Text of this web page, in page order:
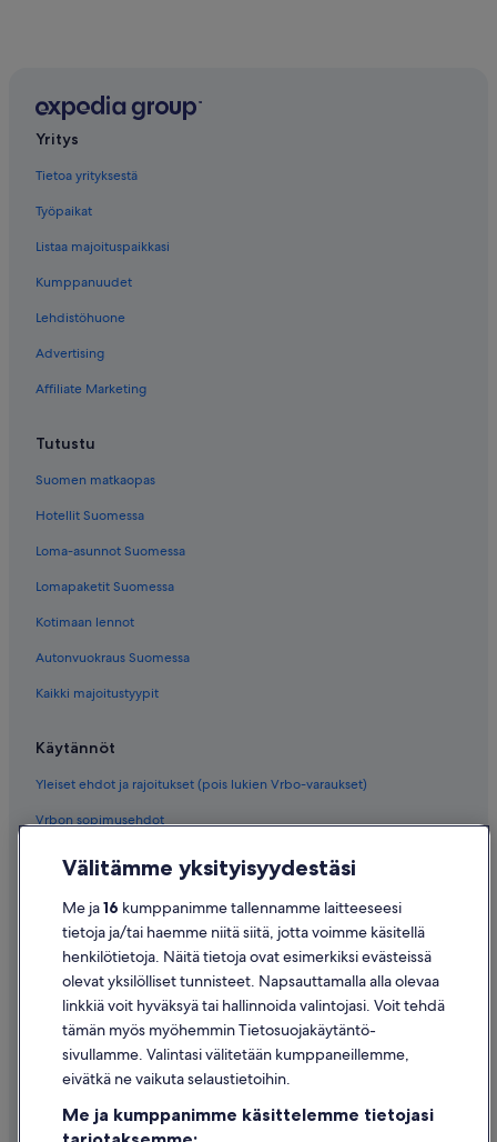
Yritys
Tietoa yrityksestä
Työpaikat
Listaa majoituspaikkasi
Kumppanuudet
Lehdistöhuone
Advertising
Affiliate Marketing
Tutustu
Suomen matkaopas
Hotellit Suomessa
Loma-asunnot Suomessa
Lomapaketit Suomessa
Kotimaan lennot
Autonvuokraus Suomessa
Kaikki majoitustyypit
Käytännöt
Yleiset ehdot ja rajoitukset (pois lukien Vrbo-varaukset)
Vrbon sopimusehdot
Evästeet
Käyttöehdot
Oikeudelliset tiedot / ota meihin yhteyttä
Sisältövaatimukset ja ilmoituksen tekeminen sisällöstä
Tuki
Ota yhteyttä
Välitämme yksityisyydestäsi
Me ja16 kumppanimme tallennamme laitteeseesi
tietoja ja/tai haemme niitä siitä, jotta voimme käsitellä
henkilötietoja. Näitä tietoja ovat esimerkiksi evästeissä
olevat yksilölliset tunnisteet. Napsauttamalla alla olevaa
linkkiä voit hyväksyä tai hallinnoida valintojasi. Voit tehdä
tämän myös myöhemmin Tietosuojakäytäntö-
sivullamme. Valintasi välitetään kumppaneillemme,
eivätkä ne vaikuta selaustietoihin.
Me ja kumppanimme käsittelemme tietojasi